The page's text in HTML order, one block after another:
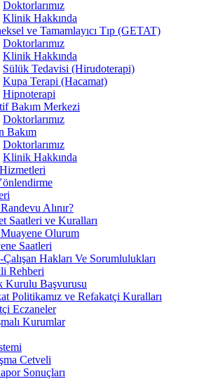
Doktorlarımız
Klinik Hakkında
ve Tamamlayıcı Tıp (GETAT)
Doktorlarımız
Klinik Hakkında
Sülük Tedavisi (Hirudoterapi)
Kupa Terapi (Hacamat)
Hipnoterapi
Bakım Merkezi
Doktorlarımız
Bakım
Doktorlarımız
Klinik Hakkında
Alınır?
Saatleri ve Kuralları
Muayene Olurum
Saatleri
Çalışan Hakları Ve Sorumlulukları
Rehberi
Kurulu Başvurusu
Politikamız ve Refakatçi Kuralları
Eczaneler
Kurumlar
Cetveli
Sonuçları